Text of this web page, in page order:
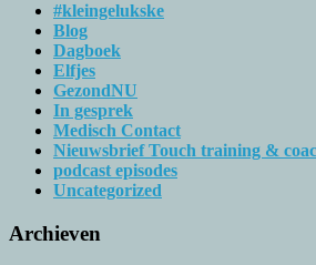
#kleingelukske
Blog
Dagboek
Elfjes
GezondNU
In gesprek
Medisch Contact
Nieuwsbrief Touch training &
podcast episodes
Uncategorized
Archieven